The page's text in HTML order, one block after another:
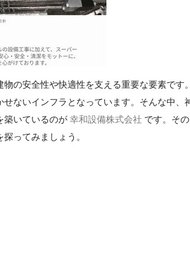
の安全性や快適性を支える重要な要素です。
ないインフラとなっています。そんな中、
築いているのが 幸和設備株式会社 です。その
ってみましょう。